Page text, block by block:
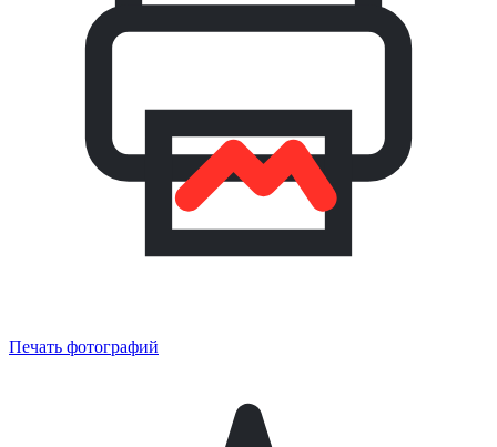
Печать фотографий